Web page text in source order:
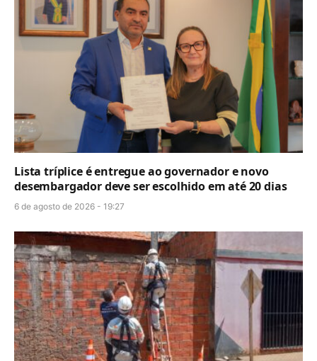
Lista tríplice é entregue ao governador e novo
desembargador deve ser escolhido em até 20 dias
6 de agosto de 2026 - 19:27